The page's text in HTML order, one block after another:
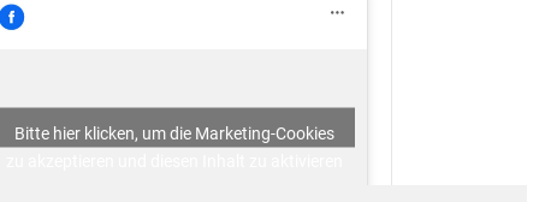
Bitte hier klicken, um die Marketing-Cookies